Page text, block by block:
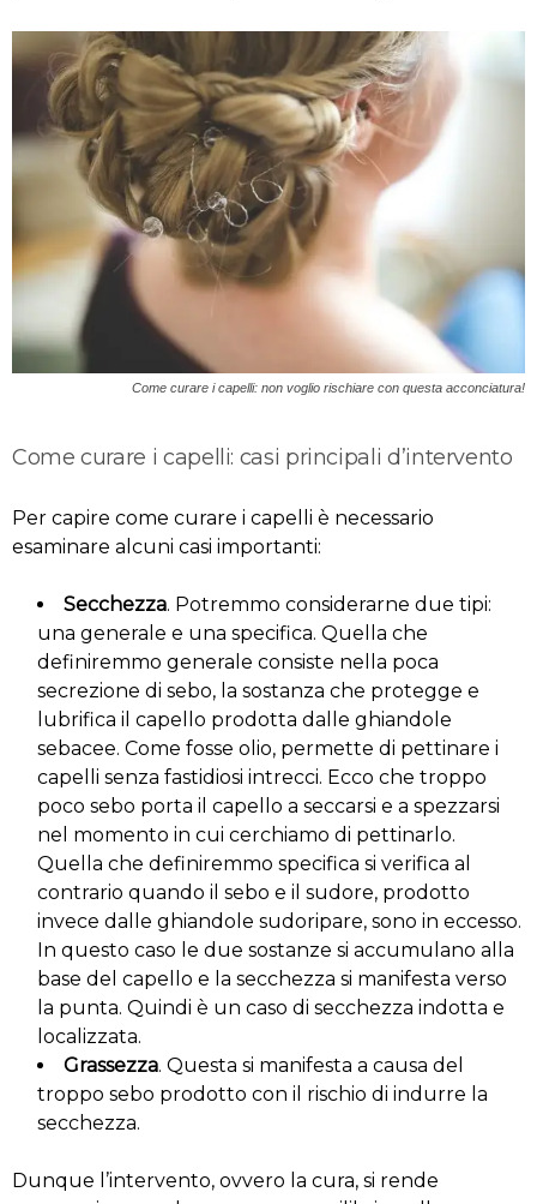
Come curare i capelli: non voglio rischiare con questa acconciatura!
Come curare i capelli: casi principali d’intervento
Per capire come curare i capelli è necessario
esaminare alcuni casi importanti:
Secchezza. Potremmo considerarne due tipi:
una generale e una specifica. Quella che
definiremmo generale consiste nella poca
secrezione di sebo, la sostanza che protegge e
lubrifica il capello prodotta dalle ghiandole
sebacee. Come fosse olio, permette di pettinare i
capelli senza fastidiosi intrecci. Ecco che troppo
poco sebo porta il capello a seccarsi e a spezzarsi
nel momento in cui cerchiamo di pettinarlo.
Quella che definiremmo specifica si verifica al
contrario quando il sebo e il sudore, prodotto
invece dalle ghiandole sudoripare, sono in eccesso.
In questo caso le due sostanze si accumulano alla
base del capello e la secchezza si manifesta verso
la punta. Quindi è un caso di secchezza indotta e
localizzata.
Grassezza. Questa si manifesta a causa del
troppo sebo prodotto con il rischio di indurre la
secchezza.
Dunque l’intervento, ovvero la cura, si rende